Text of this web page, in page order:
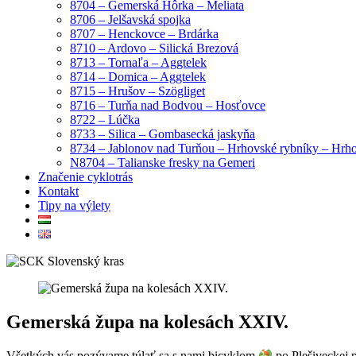
8704 – Gemerská Hôrka – Meliata
8706 – Jelšavská spojka
8707 – Henckovce – Brdárka
8710 – Ardovo – Silická Brezová
8713 – Tornaľa – Aggtelek
8714 – Domica – Aggtelek
8715 – Hrušov – Szögliget
8716 – Turňa nad Bodvou – Hosťovce
8722 – Lúčka
8733 – Silica – Gombasecká jaskyňa
8734 – Jablonov nad Turňou – Hrhovské rybníky –
N8704 – Talianske fresky na Gemeri
Značenie cyklotrás
Kontakt
Tipy na výlety
Gemerská župa na kolesách XXIV.